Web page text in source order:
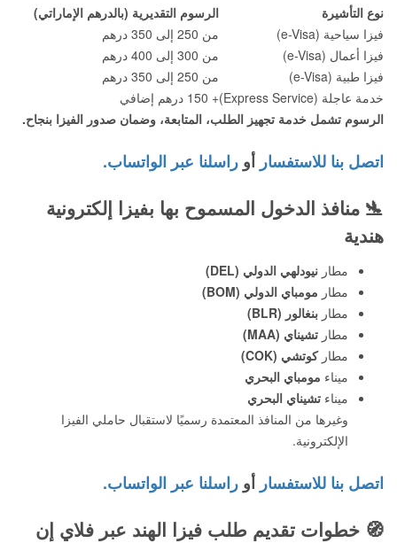
نوع التأشيرة
الرسوم التقديرية (بالدرهم الإماراتي)
فيزا سياحية (e-Visa)
من 250 إلى 350 درهم
فيزا أعمال (e-Visa)
من 300 إلى 400 درهم
فيزا طبية (e-Visa)
من 250 إلى 350 درهم
خدمة عاجلة (Express Service)
+ 150 درهم إضافي
الرسوم تشمل خدمة تجهيز الطلب، المتابعة، وضمان صدور الفيزا بنجاح.
اتصل بنا للاستفسار أو راسلنا عبر الواتساب.
🛬 منافذ الدخول المسموح بها بفيزا إلكترونية
هندية
مطار نيودلهي الدولي (DEL)
مطار مومباي الدولي (BOM)
مطار بنغالور (BLR)
مطار تشيناي (MAA)
مطاركوتشي (COK)
ميناء مومباي البحري
ميناء تشيناي البحري
وغيرها من المنافذ المعتمدة رسميًا لاستقبال حاملي الفيزا
الإلكترونية.
اتصل بنا للاستفسار أو راسلنا عبر الواتساب.
🧭 خطوات تقديم طلب فيزا الهند عبر فلاي إن